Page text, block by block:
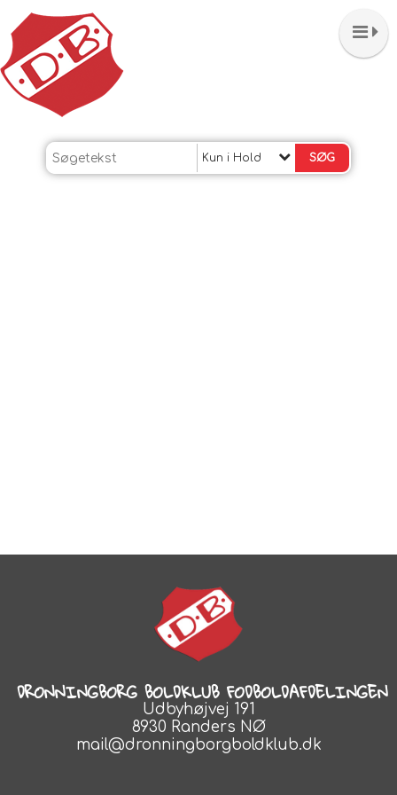
Kun i Hold
DRONNINGBORG BOLDKLUB FODBOLDAFDELINGEN
Udbyhøjvej 191
8930 Randers NØ
mail@dronningborgboldklub.dk